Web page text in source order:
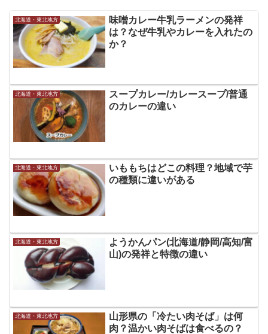
北海道・東北地方
味噌カレー牛乳ラーメンの発祥
は？なぜ牛乳やカレーを入れたの
か？
北海道・東北地方
スープカレー/カレースープ/普通
のカレーの違い
北海道・東北地方
いももちはどこの料理？地域で芋
の種類に違いがある
北海道・東北地方
ようかんパン(北海道/静岡/高知/富
山)の発祥と特徴の違い
北海道・東北地方
山形県の「冷たい肉そば」は何
肉？温かい肉そばは食べるの？